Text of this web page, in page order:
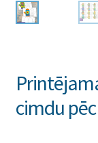
cimdu